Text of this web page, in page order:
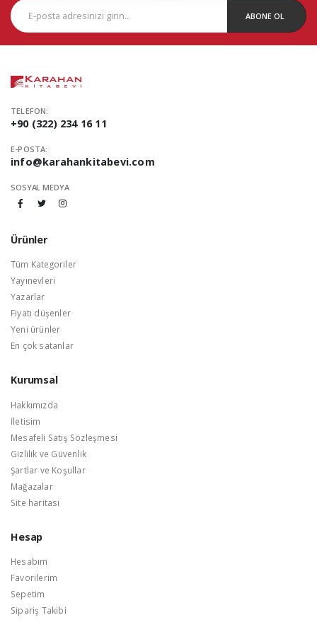
ABONE OL
TELEFON:
+90 (322) 234 16 11
E-POSTA:
info@karahankitabevi.com
SOSYAL MEDYA
Ürünler
Tüm Kategoriler
Yayınevleri
Yazarlar
Fiyatı düşenler
Yeni ürünler
En çok satanlar
Kurumsal
Hakkımızda
İletisim
Mesafeli Satış Sözleşmesi
Gizlilik ve Güvenlik
Şartlar ve Koşullar
Mağazalar
Site haritası
Hesap
Hesabım
Favorilerim
Sepetim
Sipariş Takibi